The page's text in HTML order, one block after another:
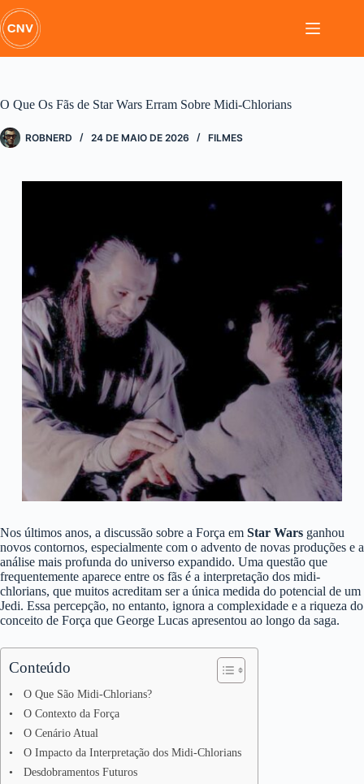
Pular
para
o
conteúdo
O Que Os Fãs de Star Wars Erram Sobre Midi-Chlorians
ROBNERD 24 DE MAIO DE 2026 FILMES
Nos últimos anos, a discussão sobre a Força em Star Wars ganhou
novos contornos, especialmente com o advento de novas produções e a
análise mais profunda do universo expandido. Uma questão que
frequentemente aparece entre os fãs é a interpretação dos midi-
chlorians, que muitos acreditam ser a única medida do potencial de um
Jedi. Essa percepção, no entanto, ignora a complexidade e a riqueza do
conceito de Força que George Lucas apresentou ao longo da saga.
Conteúdo
O Que São Midi-Chlorians?
O Contexto da Força
O Cenário Atual
O Impacto da Interpretação dos Midi-Chlorians
Desdobramentos Futuros